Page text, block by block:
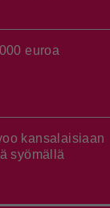
euroa
kansalaisiaan
syömällä